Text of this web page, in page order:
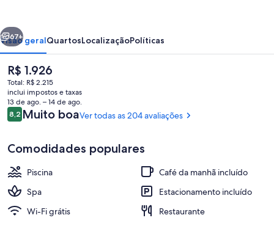
&
Spa
Cofres nos quartos, escrivaninha,
Próximo
67+
Visão geralQuartosLocalizaçãoPolíticas
O
preço
atual
é
R$ 1.926
R$ 1.926
Total: R$ 2.215
inclui impostos e taxas
13 de ago. – 14 de ago.
Avaliações
8,28,2 de 10
Muito boaVer todas as 204 avaliações
Comodidades populares
Piscina
Café da manhã incluído
Spa
Estacionamento incluído
Wi-Fi grátis
Restaurante